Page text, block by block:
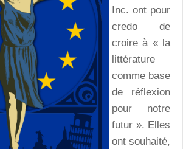
Inc. ont pour
credo de
croire à « la
littérature
comme base
de réflexion
pour notre
futur ». Elles
ont souhaité,